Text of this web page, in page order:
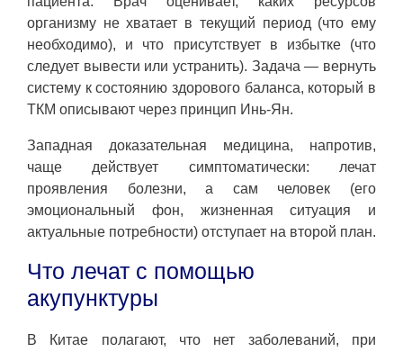
организму не хватает в текущий период (что ему
необходимо), и что присутствует в избытке (что
следует вывести или устранить). Задача — вернуть
систему к состоянию здорового баланса, который в
ТКМ описывают через принцип Инь-Ян.
Западная доказательная медицина, напротив,
чаще действует симптоматически: лечат
проявления болезни, а сам человек (его
эмоциональный фон, жизненная ситуация и
актуальные потребности) отступает на второй план.
Что лечат с помощью
акупунктуры
В Китае полагают, что нет заболеваний, при